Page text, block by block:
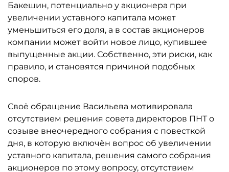
Бакешин, потенциально у акционера при
увеличении уставного капитала может
уменьшиться его доля, а в состав акционеров
компании может войти новое лицо, купившее
выпущенные акции. Собственно, эти риски, как
правило, и становятся причиной подобных
споров.
Своё обращение Васильева мотивировала
отсутствием решения совета директоров ПНТ о
созыве внеочередного собрания с повесткой
дня, в которую включён вопрос об увеличении
уставного капитала, решения самого собрания
акционеров по этому вопросу, отсутствием